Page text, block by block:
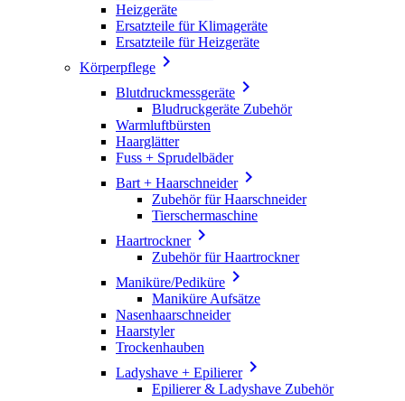
Heizgeräte
Ersatzteile für Klimageräte
Ersatzteile für Heizgeräte
Körperpflege 
Blutdruckmessgeräte 
Bludruckgeräte Zubehör
Warmluftbürsten
Haarglätter
Fuss + Sprudelbäder
Bart + Haarschneider
Zubehör für Haarschneider
Tierschermaschine
Haartrockner
Zubehör für Haartrockner
Maniküre/Pediküre 
Maniküre Aufsätze
Nasenhaarschneider
Haarstyler
Trockenhauben
Ladyshave + Epilierer
Epilierer & Ladyshave Zubehör